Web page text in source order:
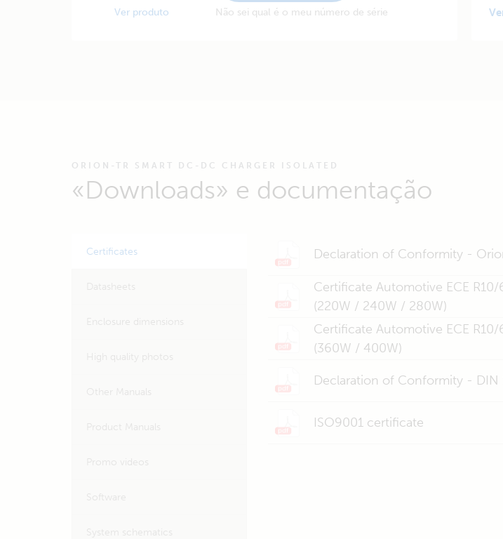
Ver produto Não sei qual é o meu número de série
ORION-TR SMART DC-DC CHARGER ISOLATED
«Downloads» e documentação
Certificates Declaration of Conformity -
Certificate Automotive ECE
(220W / 240W / 280W)
Certificate Automotive ECE
(360W / 400W)
Declaration of Conformity - DIN
ISO9001 certificate